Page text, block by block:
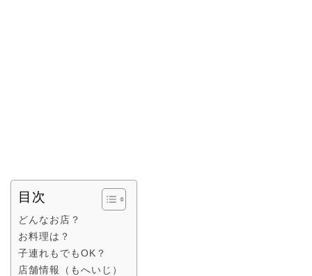
目次
どんなお店？
お料理は？
子連れもでもOK？
店舗情報（もへいじ）